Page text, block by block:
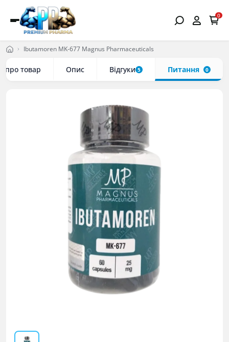
0
Ibutamoren MK-677 Magnus Pharmaceuticals
про товар Опис Відгуки 5 Питання 0